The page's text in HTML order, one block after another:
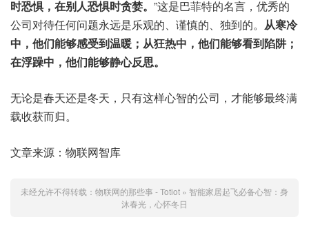
时恐惧，在别人恐惧时贪婪。 ”这是巴菲特的名言，优秀的
公司对待任何问题永远是乐观的、谨慎的、独到的。 从寒冷
中，他们能够感受到温暖；从狂热中，他们能够看到陷阱；
在浮躁中，他们能够静心反思。
无论是春天还是冬天，只有这样心智的公司，才能够最终满
载收获而归。
文章来源：物联网智库
未经允许不得转载： 物联网的那些事 - Totiot » 智能家居起飞必备心智：身
沐春光，心怀冬日